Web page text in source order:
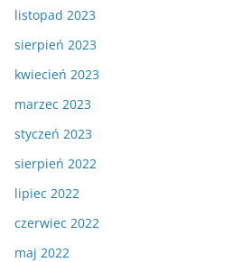
listopad 2023
sierpień 2023
kwiecień 2023
marzec 2023
styczeń 2023
sierpień 2022
lipiec 2022
czerwiec 2022
maj 2022